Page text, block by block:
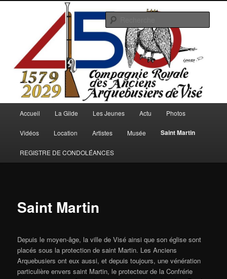
Arquebusiers.eu
Accueil La Gilde Les Jeunes Actu Photos
Vidéos Location Artistes Musée Saint Martin
REGISTRE DE CONDOLÉANCES
Saint Martin
Depuis le moyen-âge, la ville de Visé ainsi que son église sont
placés sous la protection de saint Martin. Les Anciens
Arquebusiers ont eux aussi, et depuis toujours, une vénération
particulière envers saint Martin, le protecteur de la Confrérie